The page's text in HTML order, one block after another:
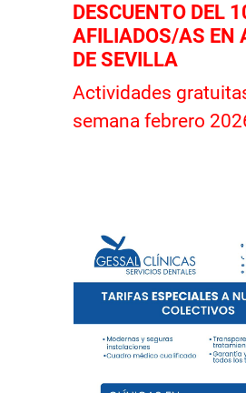
DESCUENTO DEL
AFILIADOS/AS EN
DE SEVILLA
Actividades
semana febrero